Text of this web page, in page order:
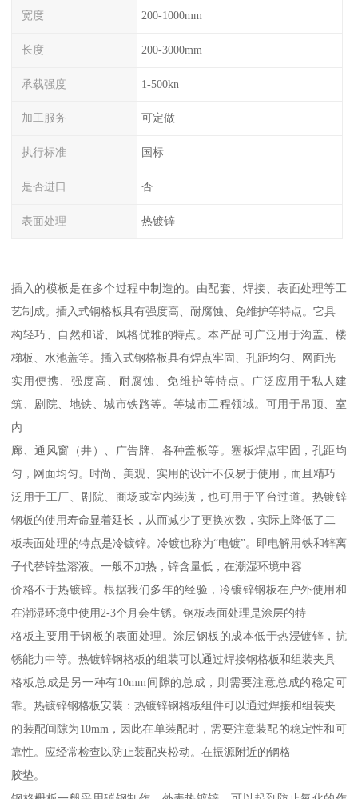
宽度 200-1000mm
长度 200-3000mm
承载强度 1-500kn
加工服务 可定做
执行标准 国标
是否进口 否
表面处理 热镀锌
插入的模板是在多个过程中制造的。由配套、焊接、表面处理等工
艺制成。插入式钢格板具有强度高、耐腐蚀、免维护等特点。它具
构轻巧、自然和谐、风格优雅的特点。本产品可广泛用于沟盖、楼
梯板、水池盖等。插入式钢格板具有焊点牢固、孔距均匀、网面光
实用便携、强度高、耐腐蚀、免维护等特点。广泛应用于私人建
筑、剧院、地铁、城市铁路等。等城市工程领域。可用于吊顶、室
内
廊、通风窗（井）、广告牌、各种盖板等。塞板焊点牢固，孔距均
匀，网面均匀。时尚、美观、实用的设计不仅易于使用，而且精巧
泛用于工厂、剧院、商场或室内装潢，也可用于平台过道。热镀锌
钢板的使用寿命显着延长，从而减少了更换次数，实际上降低了二
板表面处理的特点是冷镀锌。冷镀也称为“电镀”。即电解用铁和锌离
子代替锌盐溶液。一般不加热，锌含量低，在潮湿环境中容
价格不于热镀锌。根据我们多年的经验，冷镀锌钢板在户外使用和
在潮湿环境中使用2-3个月会生锈。钢板表面处理是涂层的特
格板主要用于钢板的表面处理。涂层钢板的成本低于热浸镀锌，抗
锈能力中等。热镀锌钢格板的组装可以通过焊接钢格板和组装夹具
格板总成是另一种有10mm间隙的总成，则需要注意总成的稳定可
靠。热镀锌钢格板安装：热镀锌钢格板组件可以通过焊接和组装夹
的装配间隙为10mm，因此在单装配时，需要注意装配的稳定性和可
靠性。应经常检查以防止装配夹松动。在振源附近的钢格
胶垫。